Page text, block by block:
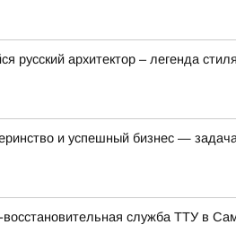
русский архитектор – легенда
и успешный бизнес —
служба ТТУ в